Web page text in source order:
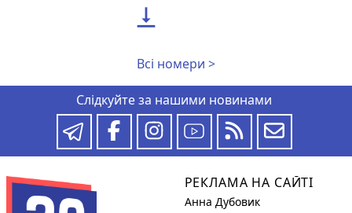

Всі номери >
Слідкуйте за нашими новинами
РЕКЛАМА НА САЙТІ
Анна Дубовик